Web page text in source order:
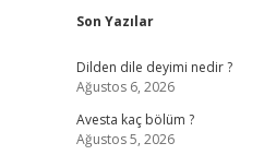
Sidebar
Son Yazılar
Dilden dile deyimi nedir ?
Ağustos 6, 2026
Avesta kaç bölüm ?
Ağustos 5, 2026